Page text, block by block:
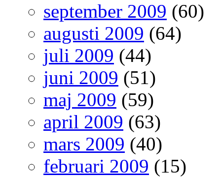
september 2009 (60)
augusti 2009 (64)
juli 2009 (44)
juni 2009 (51)
maj 2009 (59)
april 2009 (63)
mars 2009 (40)
februari 2009 (15)